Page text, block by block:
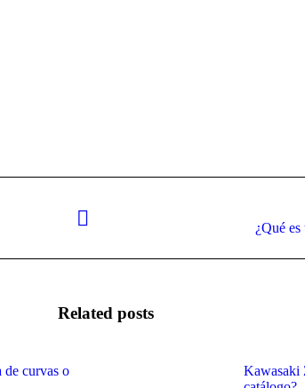
¿Qué
Related posts
curvas o
Kawasaki